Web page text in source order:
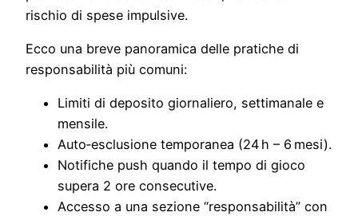
rischio di spese impulsive.
Ecco una breve panoramica delle pratiche di
responsabilità più comuni:
Limiti di deposito giornaliero, settimanale e
mensile.
Auto‑esclusione temporanea (24 h – 6 mesi).
Notifiche push quando il tempo di gioco
supera 2 ore consecutive.
Accesso a una sezione “responsabilità” con